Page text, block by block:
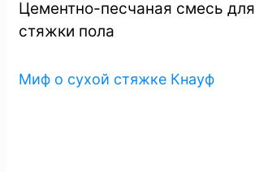
Цементно-песчаная смесь для
стяжки пола
Миф о сухой стяжке Кнауф